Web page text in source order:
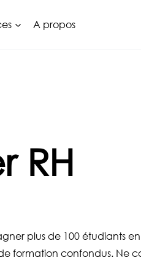
A propos
RH
plus de 100 étudiants en
formation confondus. Ne